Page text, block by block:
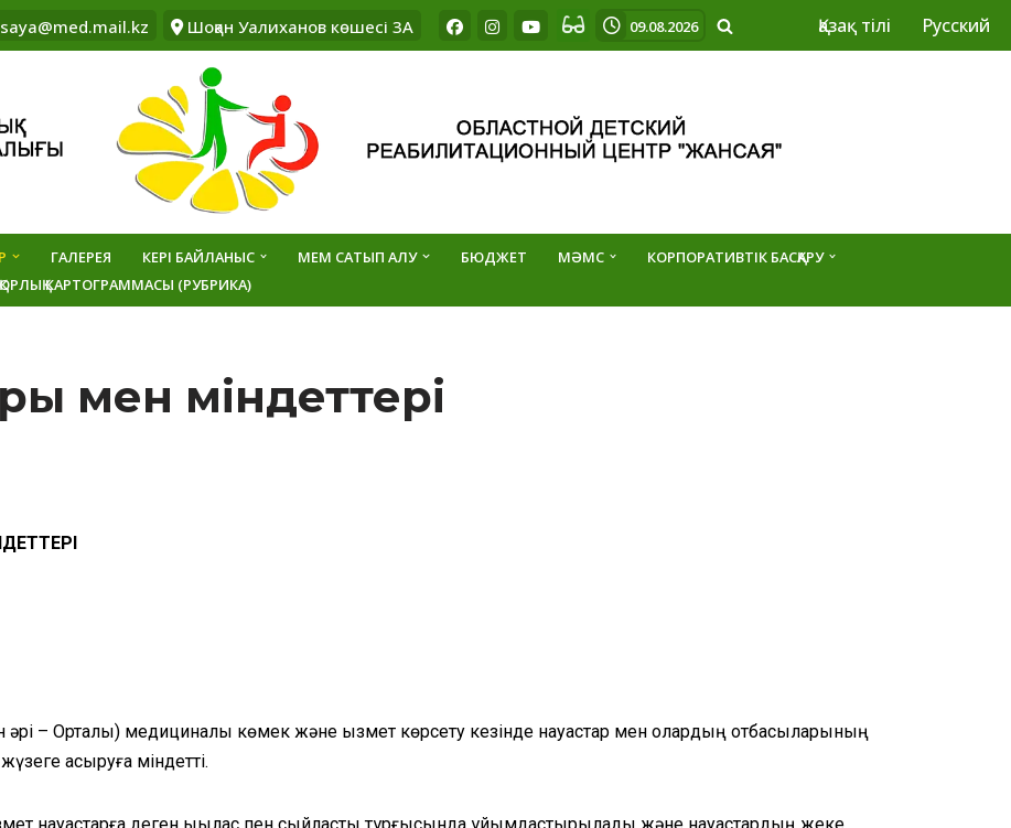
Шоқан Уалиханов көшесі 3А 09.08.2026 Қазақ тілі Русский
ГАЛЕРЕЯ КЕРІ БАЙЛАНЫС МЕМ САТЫП АЛУ БЮДЖЕТ МӘМС
КОРПОРАТИВТІК БАСҚАРУ
КАРТОГРАММАСЫ (РУБРИКА)
мен міндеттері
– Орталық) медициналық көмек және қызмет көрсету кезінде науқастар мен олардың отбасыларының
жүзеге асыруға міндетті.